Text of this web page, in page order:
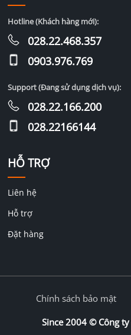
HỖ TRỢ
Liên hệ
Hỗ trợ
Đặt hàng
Hotline (Khách hàng mới):
028.22.468.357
0903.976.769
Support (Đang sử dụng dịch vụ):
028.22.166.200
028.22166144
Since 2004 © Công
Chính sách bảo mật